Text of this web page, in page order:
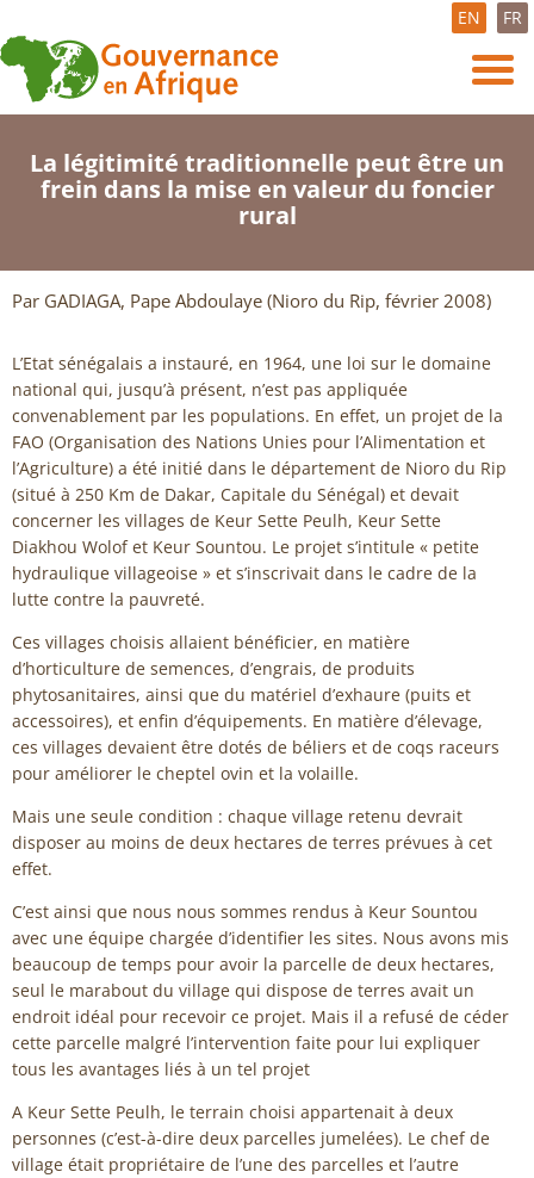
EN FR
La légitimité traditionnelle peut être un
frein dans la mise en valeur du foncier
rural
Par GADIAGA, Pape Abdoulaye (Nioro du Rip, février 2008)
L’Etat sénégalais a instauré, en 1964, une loi sur le domaine
national qui, jusqu’à présent, n’est pas appliquée
convenablement par les populations. En effet, un projet de la
FAO (Organisation des Nations Unies pour l’Alimentation et
l’Agriculture) a été initié dans le département de Nioro du Rip
(situé à 250 Km de Dakar, Capitale du Sénégal) et devait
concerner les villages de Keur Sette Peulh, Keur Sette
Diakhou Wolof et Keur Sountou. Le projet s’intitule « petite
hydraulique villageoise » et s’inscrivait dans le cadre de la
lutte contre la pauvreté.
Ces villages choisis allaient bénéficier, en matière
d’horticulture de semences, d’engrais, de produits
phytosanitaires, ainsi que du matériel d’exhaure (puits et
accessoires), et enfin d’équipements. En matière d’élevage,
ces villages devaient être dotés de béliers et de coqs raceurs
pour améliorer le cheptel ovin et la volaille.
Mais une seule condition : chaque village retenu devrait
disposer au moins de deux hectares de terres prévues à cet
effet.
C’est ainsi que nous nous sommes rendus à Keur Sountou
avec une équipe chargée d’identifier les sites. Nous avons mis
beaucoup de temps pour avoir la parcelle de deux hectares,
seul le marabout du village qui dispose de terres avait un
endroit idéal pour recevoir ce projet. Mais il a refusé de céder
cette parcelle malgré l’intervention faite pour lui expliquer
tous les avantages liés à un tel projet
A Keur Sette Peulh, le terrain choisi appartenait à deux
personnes (c’est-à-dire deux parcelles jumelées). Le chef de
village était propriétaire de l’une des parcelles et l’autre